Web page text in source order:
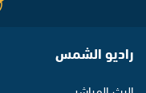
راديو الشمس